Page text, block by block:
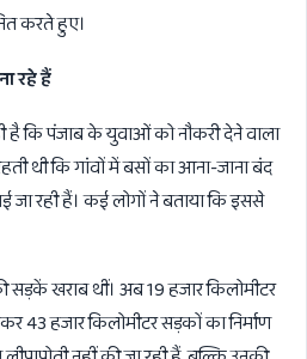
करते हुए।
रहे हैं
है कि पंजाब के युवाओं को नौकरी देने वाला
थी कि गांवों में बसों का आना-जाना बंद
रही हैं। कई लोगों ने बताया कि इससे
सड़कें खराब थीं। अब 19 हजार किलोमीटर
43 हजार किलोमीटर सड़कों का निर्माण